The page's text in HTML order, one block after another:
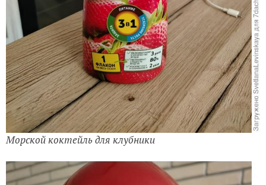
Морской коктейль для клубники